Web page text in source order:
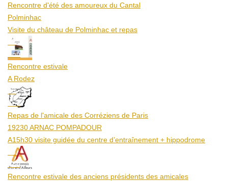
Rencontre d'été des amoureux du Cantal
Polminhac
Visite du château de Polminhac et repas
12
Aoû
Rencontre estivale
A Rodez
23
Aoû
Repas de l'amicale des Corréziens de Paris
19230 ARNAC POMPADOUR
A15h30 visite guidée du centre d’entraînement + hippodrome
25
Aoû
Rencontre estivale des anciens présidents des amicales